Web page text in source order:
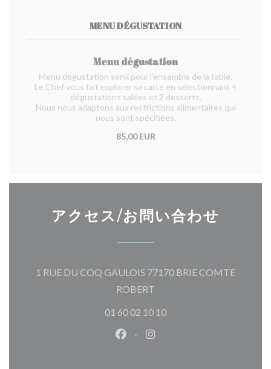
MENU DÉGUSTATION
Menu dégustation
Menu dégustation servi pour l’ensemble de la table.
Le Chef vous fait explorer sa carte en sélectionnant 4
dégustations salées et 2 desserts.
Nous nous adaptons aux restrictions alimentaires qui
nous sont spécifiées.
85,00 EUR
アクセス/お問い合わせ
1 RUE DU COQ GAULOIS 77170 BRIE COMTE
ROBERT
01 60 02 10 10
Facebook ((新しいウィンドウ
Instagram ((新しいウィ